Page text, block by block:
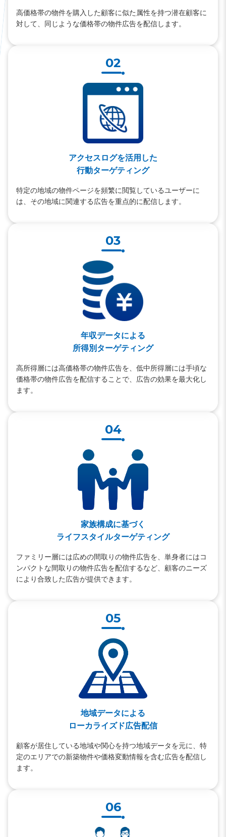
高価格帯の物件を購入した顧客に似た属性を持つ潜在顧客に
対して、同じような価格帯の物件広告を配信します。
02
アクセスログを活用した
行動ターゲティング
特定の地域の物件ページを頻繁に閲覧しているユーザーに
は、その地域に関連する広告を重点的に配信します。
03
年収データによる
所得別ターゲティング
高所得層には高価格帯の物件広告を、低中所得層には手頃な
価格帯の物件広告を配信することで、広告の効果を最大化し
ます。
04
家族構成に基づく
ライフスタイルターゲティング
ファミリー層には広めの間取りの物件広告を、単身者にはコ
ンパクトな間取りの物件広告を配信するなど、顧客のニーズ
により合致した広告が提供できます。
05
地域データによる
ローカライズド広告配信
顧客が居住している地域や関心を持つ地域データを元に、特
定のエリアでの新築物件や価格変動情報を含む広告を配信し
ます。
06